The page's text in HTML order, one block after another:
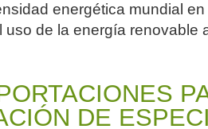
energética mundial
uso de la energía renovable
DE